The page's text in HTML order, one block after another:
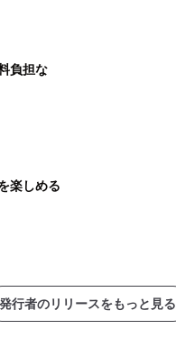
負担な
楽しめる
発行者のリリースをもっと見る